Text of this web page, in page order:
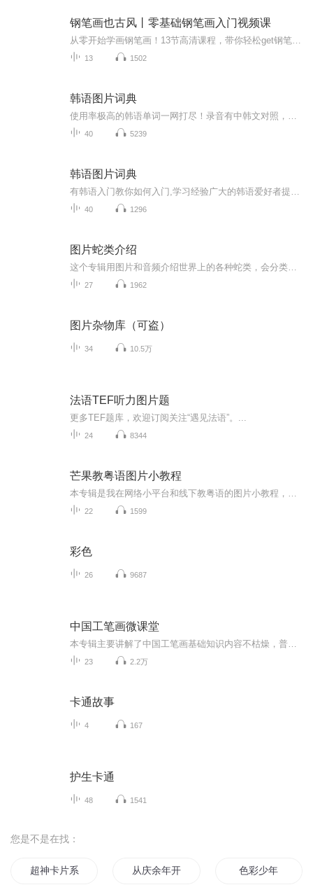
钢笔画也古风丨零基础钢笔画入门视频课
13 1502
韩语图片词典
40 5239
韩语图片词典
40 1296
图片蛇类介绍
27 1962
图片杂物库（可盗）
34 10.5万
法语TEF听力图片题
更多TEF题库，欢迎订阅关注“遇见法语”。...
24 8344
芒果教粤语图片小教程
22 1599
彩色
26 9687
中国工笔画微课堂
23 2.2万
卡通故事
4 167
护生卡通
48 1541
您是不是在找：
超神卡片系统 从庆余年开始打卡 色彩少年